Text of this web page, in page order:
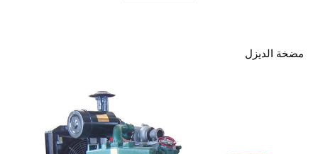
مضخة الديزل